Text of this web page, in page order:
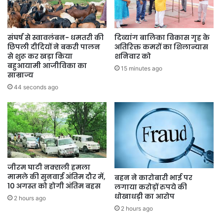
संघर्ष से स्वावलंबन- धमतरी की
छिपली दीदियों ने बकरी पालन
से शुरू कर खड़ा किया
बहुआयामी आजीविका का
साम्राज्य
44 seconds ago
दिव्यांग बालिका विकास गृह के
अतिरिक्त कमरों का शिलान्यास
शनिवार को
15 minutes ago
जीरम घाटी नक्सली हमला
मामले की सुनवाई अंतिम दौर में,
10 अगस्त को होगी अंतिम बहस
2 hours ago
बहन ने कारोबारी भाई पर
लगाया करोड़ों रुपये की
धोखाधड़ी का आरोप
2 hours ago